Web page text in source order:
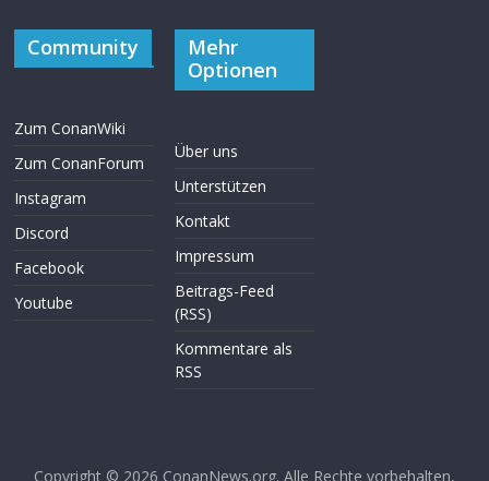
Community
Zum ConanWiki
Zum ConanForum
Instagram
Discord
Facebook
Youtube
Mehr
Optionen
Über uns
Unterstützen
Kontakt
Impressum
Beitrags-Feed
(RSS)
Kommentare als
RSS
Copyright © 2026 ConanNews.org. Alle Rechte vorbehalten,